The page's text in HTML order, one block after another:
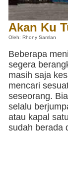
Akan Ku
Oleh: Rhony Samlan
Beberapa
segera
masih saja
mencari
seseorang.
selalu
atau kapal
sudah berada